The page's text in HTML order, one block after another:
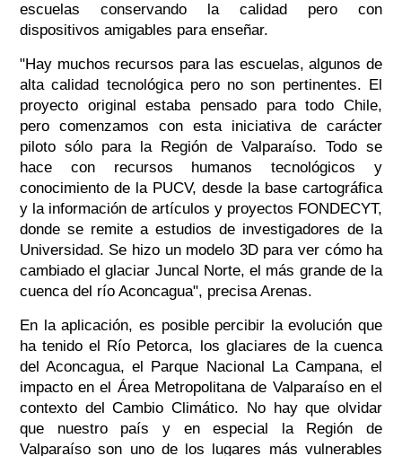
escuelas conservando la calidad pero con
dispositivos amigables para enseñar.
"Hay muchos recursos para las escuelas, algunos de
alta calidad tecnológica pero no son pertinentes. El
proyecto original estaba pensado para todo Chile,
pero comenzamos con esta iniciativa de carácter
piloto sólo para la Región de Valparaíso. Todo se
hace con recursos humanos tecnológicos y
conocimiento de la PUCV, desde la base cartográfica
y la información de artículos y proyectos FONDECYT,
donde se remite a estudios de investigadores de la
Universidad. Se hizo un modelo 3D para ver cómo ha
cambiado el glaciar Juncal Norte, el más grande de la
cuenca del río Aconcagua", precisa Arenas.
En la aplicación, es posible percibir la evolución que
ha tenido el Río Petorca, los glaciares de la cuenca
del Aconcagua, el Parque Nacional La Campana, el
impacto en el Área Metropolitana de Valparaíso en el
contexto del Cambio Climático. No hay que olvidar
que nuestro país y en especial la Región de
Valparaíso son uno de los lugares más vulnerables